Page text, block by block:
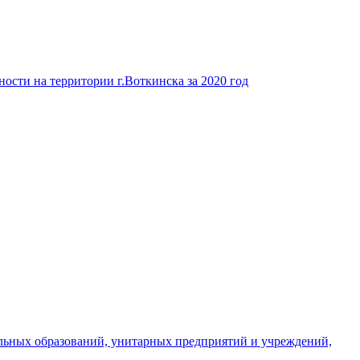
на территории г.Воткинска за 2020 год
образований, унитарных предприятий и учреждений,